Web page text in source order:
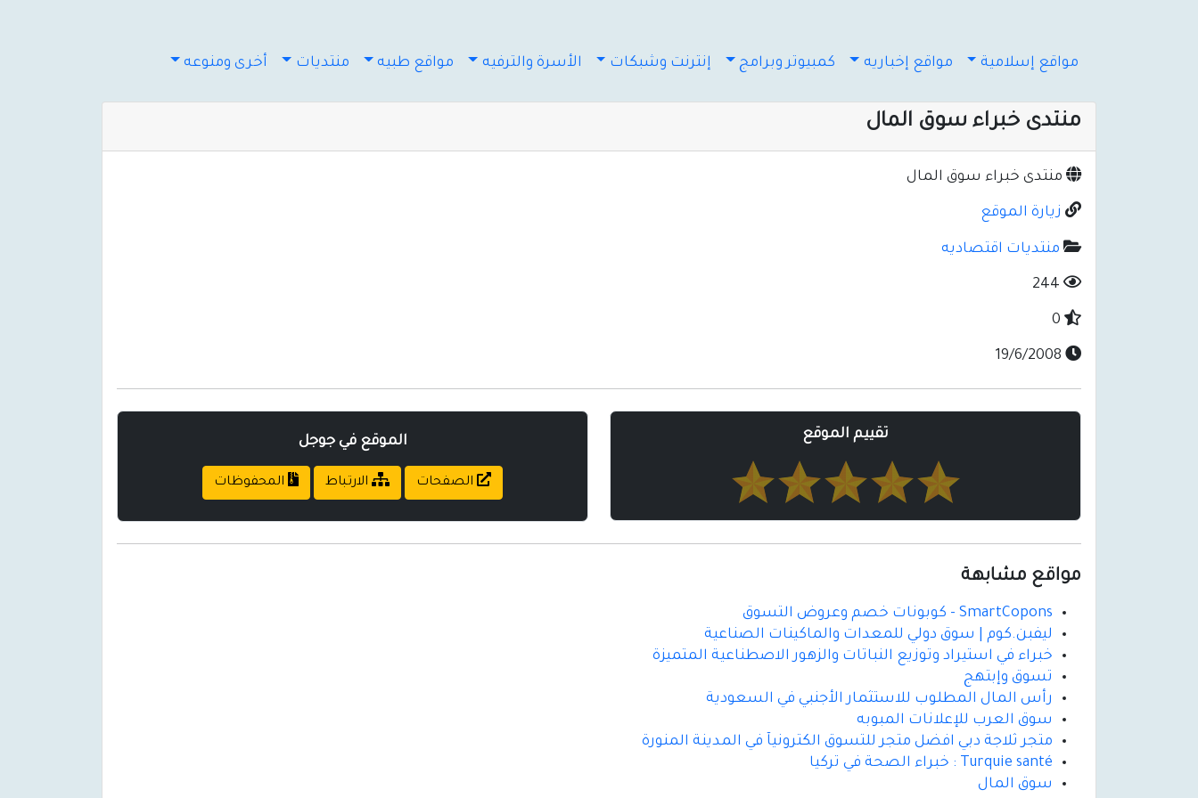
مواقع إسلامية مواقع إخباريه كمبيوتر وبرامج إنترنت وشبكات الأسرة والترفيه مواقع طبيه منتديات أخرى ومنوعه
منتدى خبراء سوق المال
منتدى خبراء سوق المال
زيارة الموقع
منتديات اقتصاديه
تقييم الموقع الموقع في جوجل
الصفحات الارتباط المحفوظات
مواقع مشابهة
SmartCopons - كوبونات خصم وعروض التسوق
ليفبن.كوم | سوق دولي للمعدات والماكينات الصناعية
خبراء في استيراد وتوزيع النباتات والزهور الاصطناعية المتميزة
تسوق وإبتهج
رأس المال المطلوب للاستثمار الأجنبي في السعودية
سوق العرب للإعلانات المبوبه
متجر ثلاجة دبي افضل متجر للتسوق الكترونيآ في المدينة المنورة
Turquie santé : خبراء الصحة في تركيا
سوق المال